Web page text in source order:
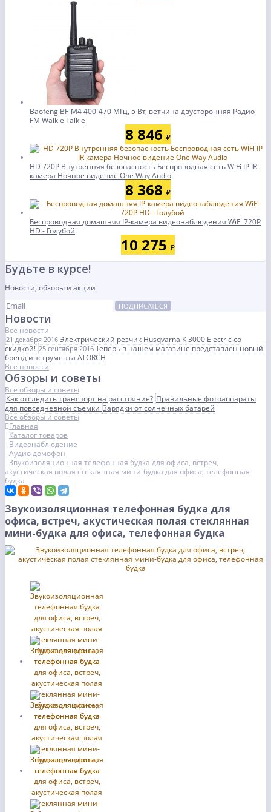
Baofeng BF-M4 400-470 МГц, 5 Вт, ветчина двусторонняя Радио
FM Walkie Talkie
8 846 ₽
HD 720P Внутренняя безопасность Беспроводная сеть WiFi IP IR
камера Ночное видение One Way Audio
8 368 ₽
Беспроводная домашняя IP-камера видеонаблюдения WiFi 720P
HD - Голубой
10 275 ₽
Будьте в курсе!
Новости, обзоры и акции
ПОДПИСАТЬСЯ
Новости
Все новости
21 декабря 2016 Электрический резчик Husqvarna K 3000 Electric со
скидкой! 25 сентября 2016 Теперь в нашем магазине представлен новый
бренд инструмента ATORCH
Все новости
Обзоры и советы
Все обзоры и советы
Как отследить транспорт на расстояние? Правильные фотоаппараты
для повседневной съемкиЗарядки от солнечных батарей
Все обзоры и советы
Главная
Каталог товаров
Видеонаблюдение
Аудио домофон
Звукоизоляционная телефонная будка для офиса, встреч,
акустическая полая стеклянная мини-будка для офиса, телефонная
будка
Звукоизоляционная телефонная будка для
офиса, встреч, акустическая полая стеклянная
мини-будка для офиса, телефонная будка